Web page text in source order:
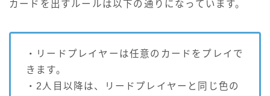
カードを出すルールは以下の通りになっています。
・リードプレイヤーは任意のカードをプレイで
きます。
・2人目以降は、リードプレイヤーと同じ色の